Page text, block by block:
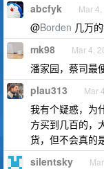
abcfyk Mar
@Borden 几万
mk98 Mar 4,
潘家园，蔡司最
plau313 Mar
我有个疑惑，为
方买到几百的，
货，但不会真的
silentsky